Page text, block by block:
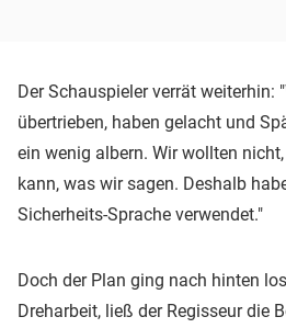
Der Schauspieler verrät weiterhin:
übertrieben, haben gelacht und
ein wenig albern. Wir wollten
kann, was wir sagen. Deshalb
Sicherheits-Sprache verwendet."
Doch der Plan ging nach hinten
Dreharbeit, ließ der Regisseur die